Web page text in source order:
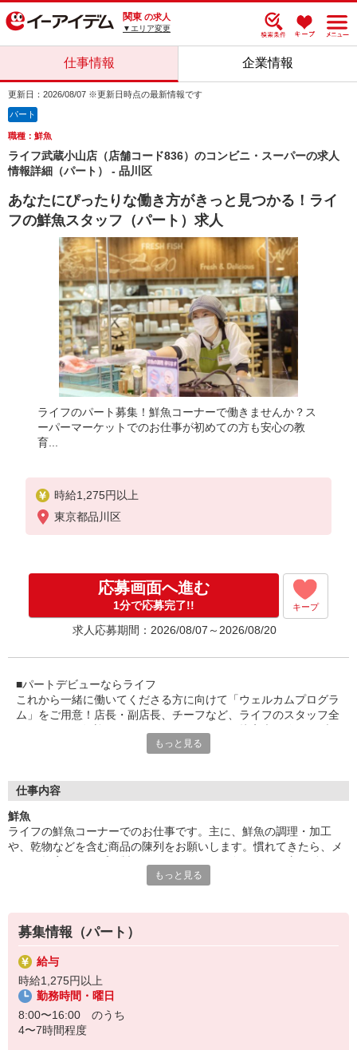
関東 の求人
▼エリア変更
仕事情報 企業情報
更新日：2026/08/07 ※更新日時点の最新情報です
パート
職種：鮮魚
ライフ武蔵小山店（店舗コード836）のコンビニ・スーパーの求人
情報詳細（パート） - 品川区
あなたにぴったりな働き方がきっと見つかる！ライ
フの鮮魚スタッフ（パート）求人
ライフのパート募集！鮮魚コーナーで働きませんか？ス
ーパーマーケットでのお仕事が初めての方も安心の教
育...
時給1,275円以上
東京都品川区
応募画面へ進む
1分で応募完了!! キープ
求人応募期間：2026/08/07～2026/08/20
■パートデビューならライフ
これから一緒に働いてくださる方に向けて「ウェルカムプログラ
ム」をご用意！店長・副店長、チーフなど、ライフのスタッフ全
ンクがあっても大丈夫。「とても親切に受け入れてもらえ、不安
■食材選びのコツがわかる！
を知ることができ、食材の目利き術が養われていきます！普段の
お買い物にも活かせるので、パートのやる気も自然とUP！？お
いしい食卓は、おいしい食材選びから。自分や家族のためにプラ
スになるお仕事はいかがでしょうか？ご応募お待ちしています！
もっと見る
仕事内容
鮮魚
ライフの鮮魚コーナーでのお仕事です。主に、鮮魚の調理・加工
や、乾物などを含む商品の陳列をお願いします。慣れてきたら、メ
ちに身につくので、未経験でも安心です。「魚の目利きや調理スキ
もっと見る
募集情報（パート）
給与
時給1,275円以上
勤務時間・曜日
8:00〜16:00 のうち
4〜7時間程度